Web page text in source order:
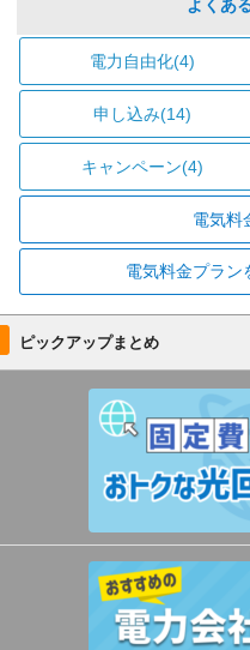
よくあ
電力自由化(4)
申し込み(14)
キャンペーン(4)
電気料
電気料金プラン
ピックアップまとめ